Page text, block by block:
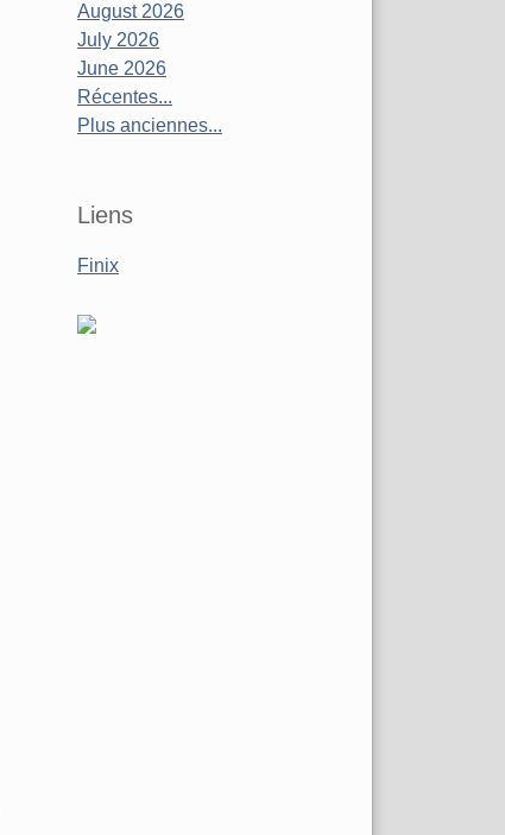
August 2026
July 2026
June 2026
Récentes...
Plus anciennes...
Liens
Finix